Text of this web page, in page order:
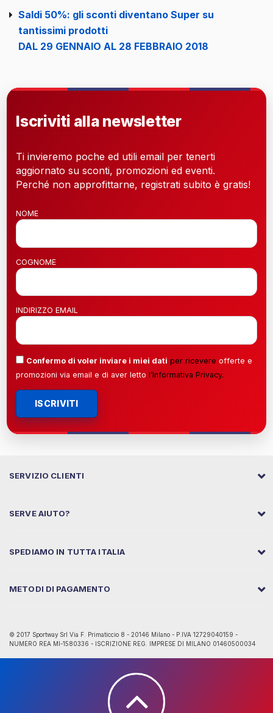
Saldi 50%: gli sconti diventano Super su
tantissimi prodotti
DAL 29 GENNAIO AL 28 FEBBRAIO 2018
Iscriviti alla newsletter
Ti invieremo poche ed utili email per tenerti
aggiornato su sconti, promozioni ed eventi.
Perché non approfittarne, registrati subito è gratis!
NOME
COGNOME
INDIRIZZO EMAIL
Confermo di voler inviare i miei dati per ricevere offerte e
promozioni via email e di aver letto l’Informativa Privacy.
ISCRIVITI
SERVIZIO CLIENTI
SERVE AIUTO?
SPEDIAMO IN TUTTA ITALIA
METODI DI PAGAMENTO
© 2017 Sportway Srl Via F. Primaticcio 8 - 20146 Milano - P.IVA 12729040159 -
NUMERO REA MI-1580336 - ISCRIZIONE REG. IMPRESE DI MILANO 01460500034